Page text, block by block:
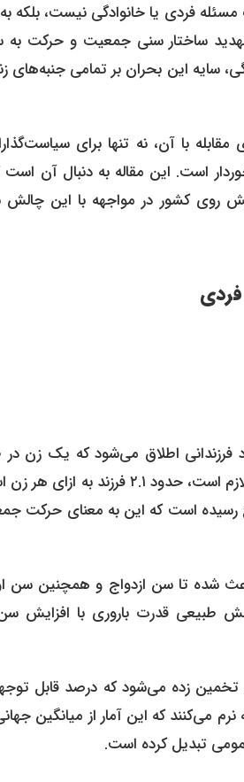
فردی یا خانوادگی نیست، بلکه
ساختار سنی جمعیت و حرکت
سایه این بحران بر تمامی جنبه‌های
با آن، نه تنها برای
است. این مقاله به دنبال آن است
روی کشور در مواجهه با این چالش
فرزندانی اطلاق می‌شود که یک زن
دوران باروری خود به دنیا می‌آورد. سطح جانشینی جمعیت، که برای ثابت ماندن جمعیت لازم است، حدود ۲.۱
رسیده است که این به معنای حرکت
شده تا سن ازدواج و همچنین سن
طبیعی قدرت باروری با افزایش
زده می‌شود که درصد قابل
دست و پنجه نرم می‌کنند که این آمار از میانگین
تبدیل کرده است.